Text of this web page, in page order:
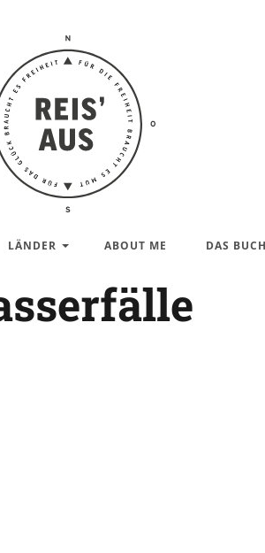
Reis'
aus –
LÄNDER ABOUT ME DAS BUCH